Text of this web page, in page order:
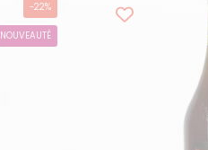
-22%
NOUVEAUTÉ